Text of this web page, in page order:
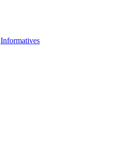
Informatives